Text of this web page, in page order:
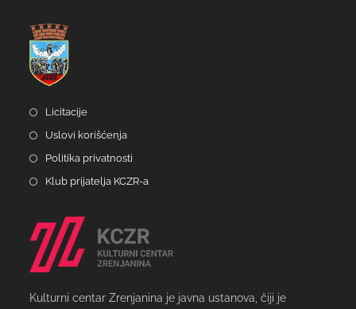
Licitacije
Uslovi korišćenja
Politika privatnosti
Klub prijatelja KCZR-a
Kulturni centar Zrenjanina je javna ustanova, čiji je